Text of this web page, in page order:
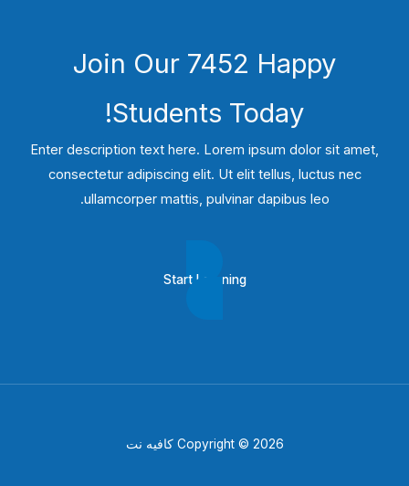
Join Our 7452 Happy
Students​ Today!
Enter description text here. Lorem ipsum dolor sit amet,
consectetur adipiscing elit. Ut elit tellus, luctus nec
ullamcorper mattis, pulvinar dapibus leo.​
Start Learning
Copyright © 2026 كافيه نت